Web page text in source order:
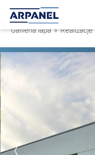
Galvenā lapa » Realizacje